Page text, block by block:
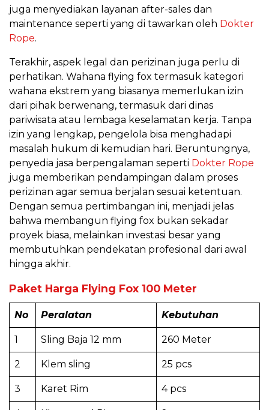
juga menyediakan layanan after-sales dan
maintenance seperti yang di tawarkan oleh Dokter
Rope.
Terakhir, aspek legal dan perizinan juga perlu di
perhatikan. Wahana flying fox termasuk kategori
wahana ekstrem yang biasanya memerlukan izin
dari pihak berwenang, termasuk dari dinas
pariwisata atau lembaga keselamatan kerja. Tanpa
izin yang lengkap, pengelola bisa menghadapi
masalah hukum di kemudian hari. Beruntungnya,
penyedia jasa berpengalaman seperti Dokter Rope
juga memberikan pendampingan dalam proses
perizinan agar semua berjalan sesuai ketentuan.
Dengan semua pertimbangan ini, menjadi jelas
bahwa membangun flying fox bukan sekadar
proyek biasa, melainkan investasi besar yang
membutuhkan pendekatan profesional dari awal
hingga akhir.
Paket Harga Flying Fox 100 Meter
No Peralatan Kebutuhan
1 Sling Baja 12 mm 260 Meter
2 Klem sling 25 pcs
3 Karet Rim 4 pcs